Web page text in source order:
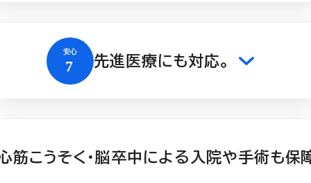
先進医療にも対応。
筋こうそく・脳卒中による入院や手術も保